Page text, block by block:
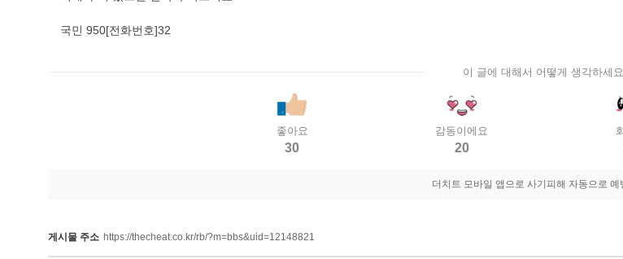
국민 950[전화번호]32
이 글에 대해서 어떻게 생각하세
좋아요
30
감동이에요
20
더치트 모바일 앱으로 사기피해 자동으로 예
게시물 주소 https://thecheat.co.kr/rb/?m=bbs&uid=12148821